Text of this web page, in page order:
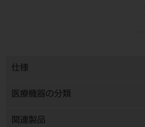
仕様
医療機器の分類
関連製品